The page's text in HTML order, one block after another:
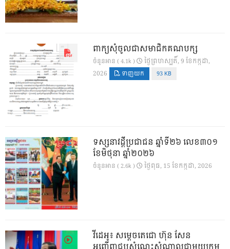
ពាក្យសុំចូលជាសមាជិកគណបក្ស
ចំនួនអាន ( 4.1k )
ថ្ងៃ​ព្រហស្បតិ៍, 9 ខែ​កក្កដា,
2026
ទាញយក 93 KB
ទស្សនាវដ្ដីប្រជាជន ឆ្នាំទី២៦ លេខ៣០១
ខែមិថុនា ឆ្នាំ២០២៦
ចំនួនអាន ( 2.6k ) ថ្ងៃ​ពុធ, 15 ខែ​កក្កដា, 2026
វីដេអូ៖ សម្តេចតេជោ ហ៊ុន សែន